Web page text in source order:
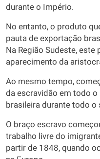
durante o Império.
No entanto, o produto
pauta de exportação
Na Região Sudeste,
aparecimento da
Ao mesmo tempo,
da escravidão em todo
brasileira durante todo o
O braço escravo
trabalho livre do
partir de 1848, quando